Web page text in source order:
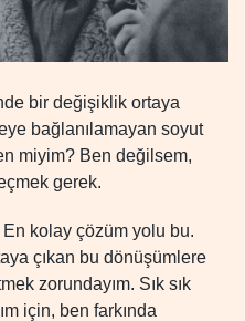
bir değişiklik ortaya
bağlanılamayan soyut
miyim? Ben değilsem,
gerek.
kolay çözüm yolu bu.
çıkan bu dönüşümlere
zorundayım. Sık sık
için, ben farkında